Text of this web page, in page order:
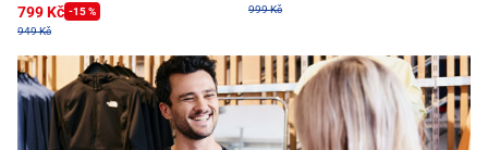
799 Kč -15 %
949 Kč
999 Kč